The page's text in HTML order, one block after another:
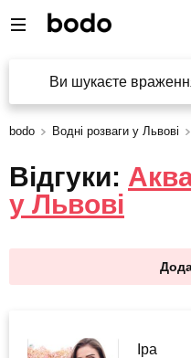
Ви шукаєте
bodo Водні розваги у Львові
Відгуки:
у Львові
Іра